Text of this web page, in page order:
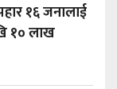
१६ जनालाई
१० लाख